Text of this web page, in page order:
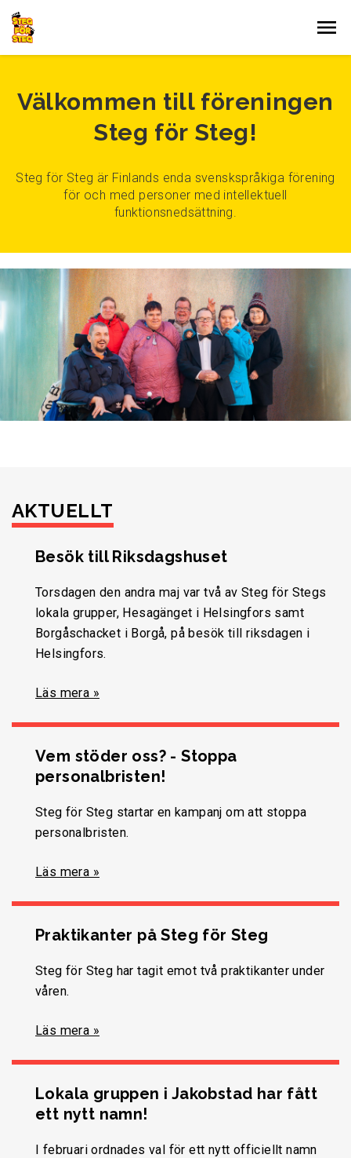
Gå till innehållet
Välkommen till föreningen
Steg för Steg!
Steg för Steg är Finlands enda svenskspråkiga förening
för och med personer med intellektuell
funktionsnedsättning.
AKTUELLT
Besök till Riksdagshuset
Torsdagen den andra maj var två av Steg för Stegs
lokala grupper, Hesagänget i Helsingfors samt
Borgåschacket i Borgå, på besök till riksdagen i
Helsingfors.
Läs mera »
Vem stöder oss? - Stoppa
personalbristen!
Steg för Steg startar en kampanj om att stoppa
personalbristen.
Läs mera »
Praktikanter på Steg för Steg
Steg för Steg har tagit emot två praktikanter under
våren.
Läs mera »
Lokala gruppen i Jakobstad har fått
ett nytt namn!
I februari ordnades val för ett nytt officiellt namn